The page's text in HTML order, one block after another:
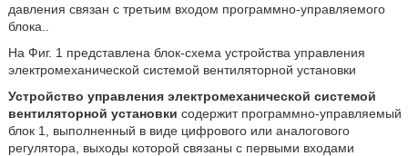
давления связан с третьим входом программно-управляемого
блока..
На Фиг. 1 представлена блок-схема устройства управления
электромеханической системой вентиляторной установки
Устройство управления электромеханической системой
вентиляторной установки содержит программно-управляемый
блок 1, выполненный в виде цифрового или аналогового
регулятора, выходы которой связаны с первыми входами